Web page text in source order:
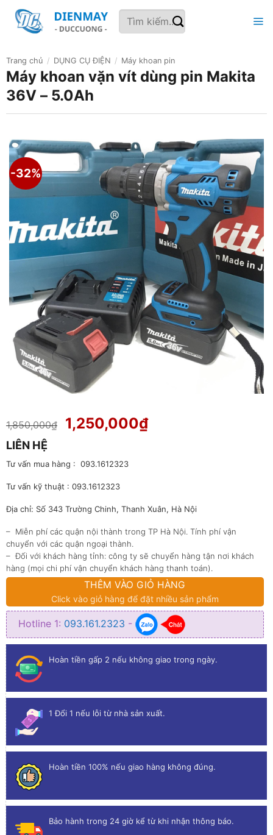
qua
Tìm
kiếm:
Trang chủ / DỤNG CỤ ĐIỆN / Máy khoan pin
Máy khoan vặn vít dùng pin Makita
36V – 5.0Ah
-32%
1,850,000₫
Giá
gốc
1,850,000₫.
1,250,000₫Giá
LIÊN HỆ
Tư vấn mua hàng : 093.1612323
Tư vấn kỹ thuật : 093.1612323
Địa chỉ: Số 343 Trường Chinh, Thanh Xuân, Hà Nội
– Miễn phí các quận nội thành trong TP Hà Nội. Tính phí vận
chuyển với các quận ngoại thành.
– Đối với khách hàng tỉnh: công ty sẽ chuyển hàng tận nơi khách
hàng (mọi chi phí vận chuyển khách hàng thanh toán).
THÊM VÀO GIỎ HÀNG
Click vào giỏ hàng để đặt nhiều sản phẩm
Hotline 1: 093.161.2323 -
Hoàn tiền gấp 2 nếu không giao trong ngày.
1 Đổi 1 nếu lỗi từ nhà sản xuất.
Hoàn tiền 100% nếu giao hàng không đúng.
Bảo hành trong 24 giờ kể từ khi nhận thông báo.